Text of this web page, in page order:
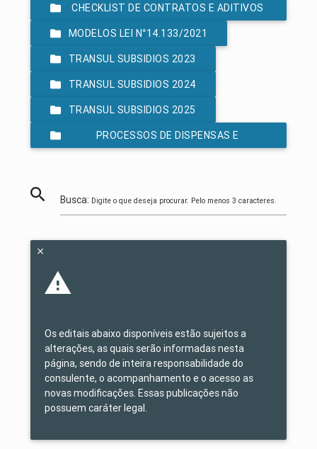
CHECKLIST DE CONTRATOS E ADITIVOS
- LEI 14.133/2021
MODELOS LEI N°14.133/2021
TRANSUL SUBSIDIOS 2023
TRANSUL SUBSIDIOS 2024
TRANSUL SUBSIDIOS 2025
PROCESSOS DE DISPENSAS E
Busca: Digite o que deseja procurar. Pelo menos 3 caracteres.
Os editais abaixo disponíveis estão sujeitos a
alterações, as quais serão informadas nesta
página, sendo de inteira responsabilidade do
consulente, o acompanhamento e o acesso as
novas modificações. Essas publicações não
possuem caráter legal.